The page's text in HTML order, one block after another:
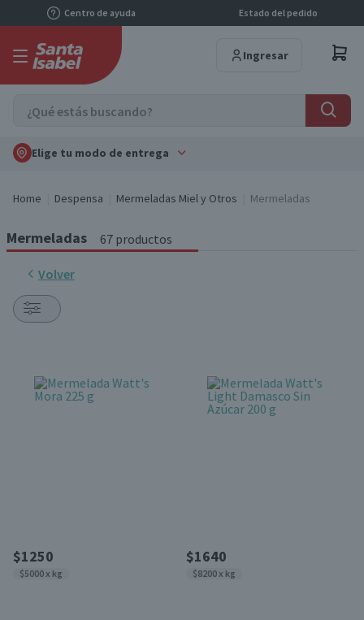
Centro de ayuda Estado del pedido
Ingresar
Elige tu modo de entrega
Home Despensa Mermeladas Miel y Otros Mermeladas
Mermeladas 67 productos
Volver
$1250
$5000 x kg
$1640
$8200 x kg